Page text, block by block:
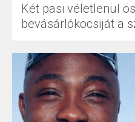
Két pasi véletlenül
bevásárlókocsiját a